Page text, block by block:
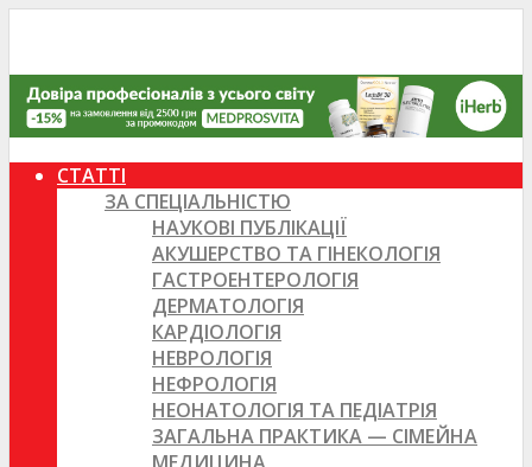
СТАТТІ
ЗА СПЕЦІАЛЬНІСТЮ
НАУКОВІ ПУБЛІКАЦІЇ
АКУШЕРСТВО ТА ГІНЕКОЛОГІЯ
ГАСТРОЕНТЕРОЛОГІЯ
ДЕРМАТОЛОГІЯ
КАРДІОЛОГІЯ
НЕВРОЛОГІЯ
НЕФРОЛОГІЯ
НЕОНАТОЛОГІЯ ТА ПЕДІАТРІЯ
ЗАГАЛЬНА ПРАКТИКА — СІМЕЙНА